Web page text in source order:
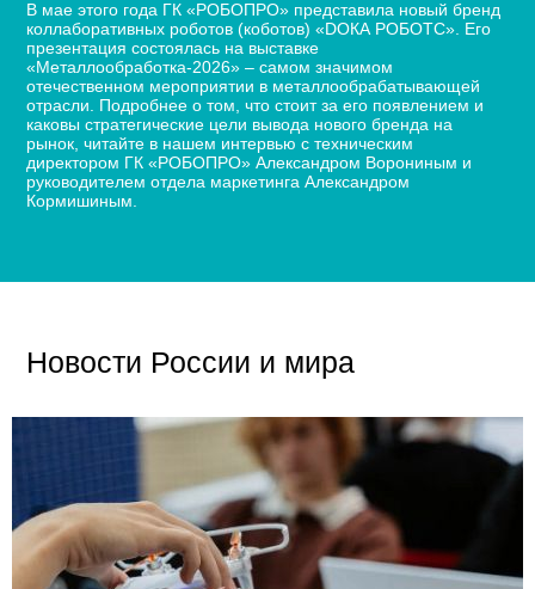
В мае этого года ГК «РОБОПРО» представила новый бренд
коллаборативных роботов (коботов) «DОКА РОБОТС». Его
презентация состоялась на выставке
«Металлообработка-2026» – самом значимом
отечественном мероприятии в металлообрабатывающей
отрасли. Подробнее о том, что стоит за его появлением и
каковы стратегические цели вывода нового бренда на
рынок, читайте в нашем интервью с техническим
директором ГК «РОБОПРО» Александром Ворониным и
руководителем отдела маркетинга Александром
Кормишиным.
Новости России и мира